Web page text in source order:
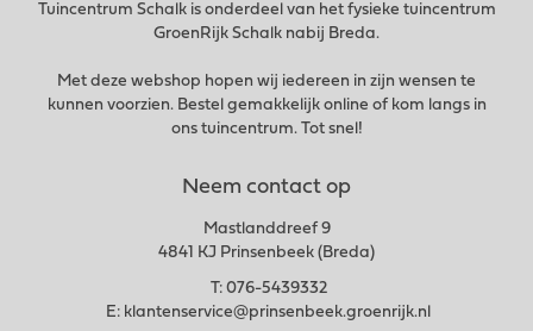
Tuincentrum Schalk is onderdeel van het fysieke tuincentrum
GroenRijk Schalk nabij Breda.
Met deze webshop hopen wij iedereen in zijn wensen te
kunnen voorzien. Bestel gemakkelijk online of kom langs in
ons tuincentrum. Tot snel!
Neem contact op
Mastlanddreef 9
4841 KJ Prinsenbeek (Breda)
T: 076-5439332
E: klantenservice@prinsenbeek.groenrijk.nl